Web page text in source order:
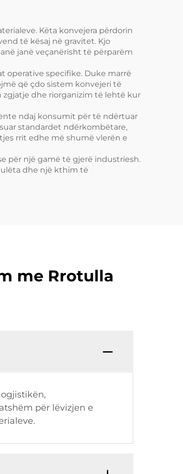
Këta konvejera përdorin
të kësaj në gravitet. Kjo
janë veçanërisht të përparëm
operative specifike. Duke marrë
që çdo sistem konvejeri të
zgjatje dhe riorganizim të lehtë kur
ndaj konsumit për të ndërtuar
standardet ndërkombëtare,
rrit edhe më shumë vlerën e
për një gamë të gjerë industriesh.
dhe një kthim të
me Rrotulla
për lëvizjen e